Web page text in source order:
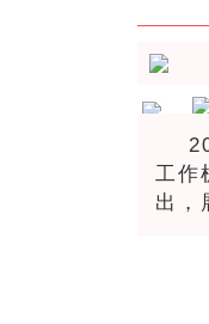
工作
出，